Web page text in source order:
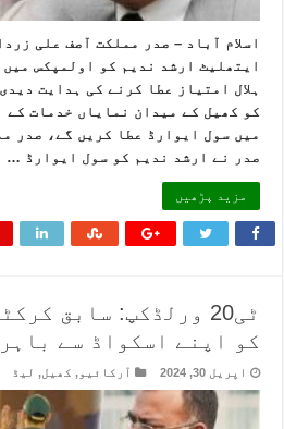
اسلام آباد – صدر مملکت آصف علی
ایتھلیٹ ارشد ندیم کو اولمپکس
ہلال امتیاز عطا کرنے کی ہدایت
کو کھیل کے میدان نمایاں خدمات کے
میں سول ایوارڈ عطا کریں گے، صدر
صدر نے ارشد ندیم کو سول ایوارڈ …
مزید پڑھیں
ٹی20 ورلڈکپ: سابق
کو اپنے اسکواڈ سے
اپریل 30, 2024 آرکائیو, کھیل, لیڈ